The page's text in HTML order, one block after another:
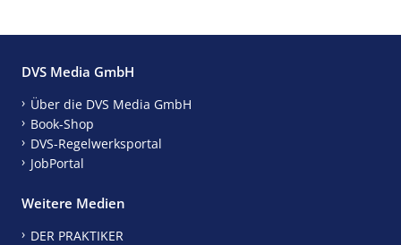
DVS Media GmbH
Über die DVS Media GmbH
Book-Shop
DVS-Regelwerksportal
JobPortal
Weitere Medien
DER PRAKTIKER